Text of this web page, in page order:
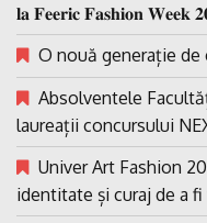
𝐥𝐚 𝐅𝐞𝐞𝐫𝐢𝐜 𝐅𝐚𝐬𝐡𝐢𝐨𝐧 𝐖𝐞𝐞𝐤
O nouă generație de
Absolventele
laureații concursului
Univer Art Fashion
identitate și curaj de a